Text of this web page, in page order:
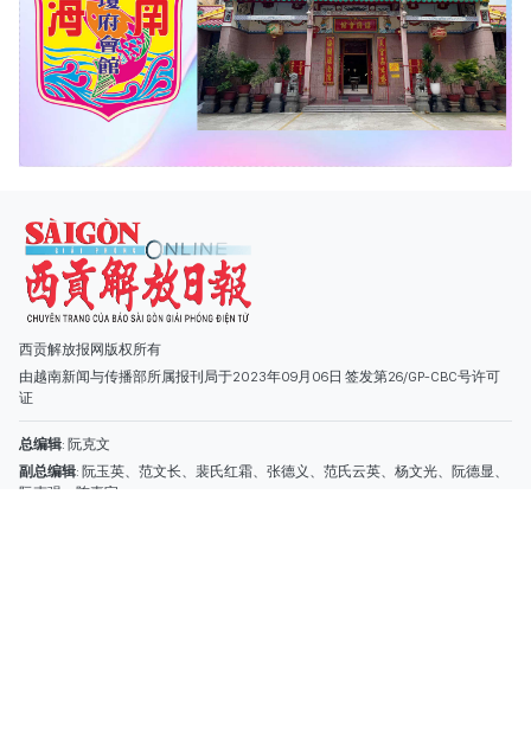
西贡解放报网版权所有
由越南新闻与传播部所属报刊局于2023年09月06日 签发第26/GP-CBC号许可
副总编辑: 阮玉英、范文长、裴氏红霜、张德义、范氏云英、杨文光、阮德显、
阮克强、陈嘉宝
主编: 阮玉英
社址: 胡志明市棋盘坊阮氏明开街432-434号
总台: (028) 39294091 - 转 060
热线: 096.558.1888
编辑部: (028) 39294092 - 转 060
电子信箱
广告部
(028) 38334185
quangcaohoavan09@gmail.com;